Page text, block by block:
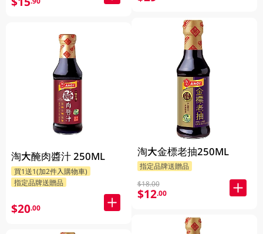
淘大醃肉醬汁 250ML
買1送1(加2件入購物車)
指定品牌送贈品
$20.00
淘大金標老抽250ML
指定品牌送贈品
$18.00
$12.00